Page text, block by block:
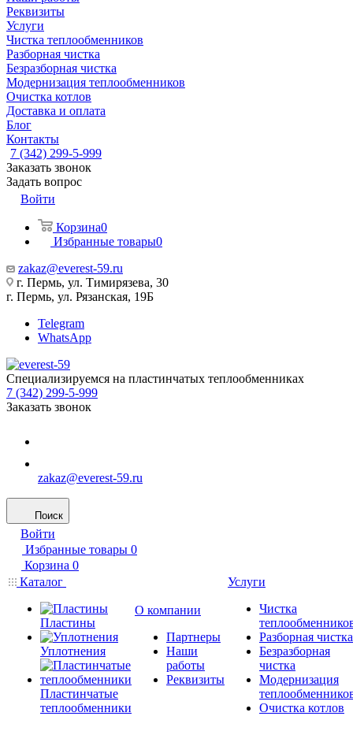
Реквизиты
Услуги
Чистка теплообменников
Разборная чистка
Безразборная чистка
Модернизация теплообменников
Очистка котлов
Доставка и оплата
Блог
Контакты
7 (342) 299-5-999
Заказать звонок
Задать вопрос
Войти
Корзина0
Избранные товары0
zakaz@everest-59.ru
г. Пермь, ул. Тимирязева, 30
г. Пермь, ул. Рязанская, 19Б
Telegram
WhatsApp
Специализируемся на пластинчатых теплообменниках
7 (342) 299-5-999
Заказать звонок
zakaz@everest-59.ru
Поиск
Войти
Избранные товары 0
Корзина 0
Каталог
Пластины
Уплотнения
Пластинчатые
теплообменники
О компании
Партнеры
Наши
работы
Реквизиты
Услуги
Чистка
Разборная чистка
Безразборная
чистка
Модернизация
Очистка котлов